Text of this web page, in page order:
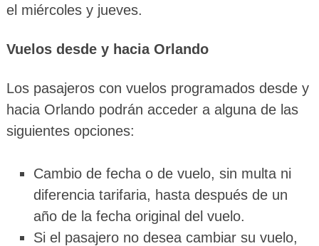
el miércoles y jueves.
Vuelos desde y hacia Orlando
Los pasajeros con vuelos programados desde y
hacia Orlando podrán acceder a alguna de las
siguientes opciones:
Cambio de fecha o de vuelo, sin multa ni
diferencia tarifaria, hasta después de un
año de la fecha original del vuelo.
Si el pasajero no desea cambiar su vuelo,